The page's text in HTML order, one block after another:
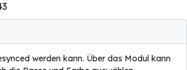
werden kann. Über das Modul kann